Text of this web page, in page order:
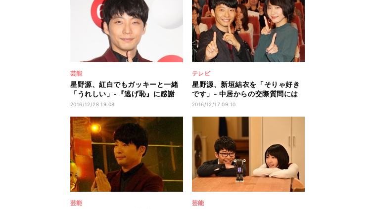
芸能
星野源、紅白でもガッキーと一緒
「うれしい」-『逃げ恥』に感謝
「幸せ」
2016/12/28 19:08
テレビ
星野源、新垣結衣を「そりゃ好き
です」- 中居からの交際質問には
「シー!」
2016/12/17 09:10
芸能 芸能